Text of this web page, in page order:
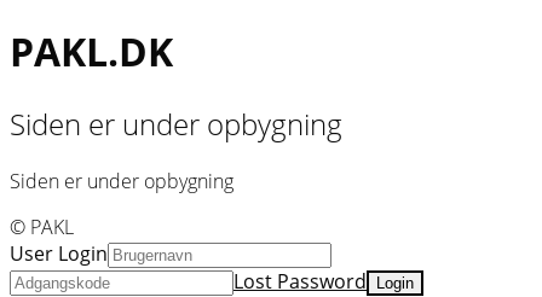
PAKL.DK
Siden er under opbygning
Siden er under opbygning
© PAKL
User Login
Lost Password